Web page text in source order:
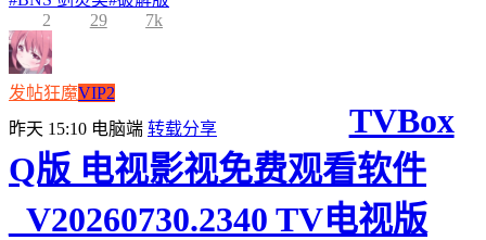
2
29 7k
发帖狂魔VIP2
昨天 15:10 电脑端 转载分享
TVBox
Q版 电视影视免费观看软件
_V20260730.2340 TV电视版